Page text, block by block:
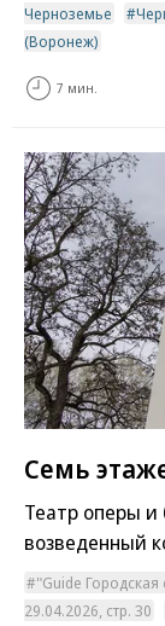
Черноземье
(Воронеж)
7 мин.
Семь
Театр оперы и
возведенный
"Guide
29.04.2026, стр. 30